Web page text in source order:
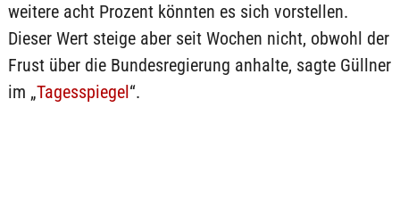
weitere acht Prozent könnten es sich vorstellen.
Dieser Wert steige aber seit Wochen nicht, obwohl der
Frust über die Bundesregierung anhalte, sagte Güllner
im „Tagesspiegel“.